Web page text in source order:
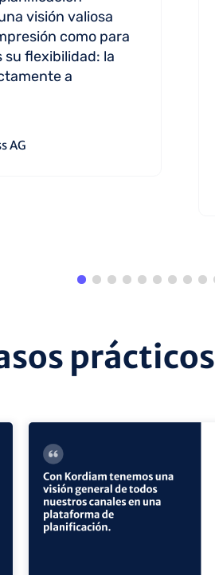
visión valiosa
como para
su flexibilidad: la
a
AG
vista